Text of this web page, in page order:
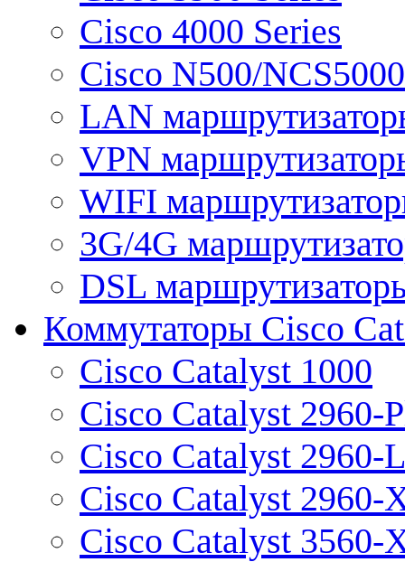
Cisco 4000 Series
Cisco N500/
LAN
VPN
WIFI
3G/4G
DSL
Коммутаторы Cisco
Cisco Catalyst 1000
Cisco Catalyst 2960-
Cisco Catalyst 2960-L
Cisco Catalyst 2960-
Cisco Catalyst 3560-